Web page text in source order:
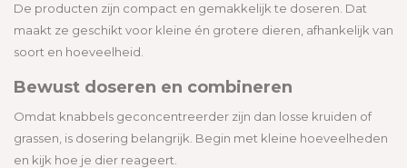
De producten zijn compact en gemakkelijk te doseren. Dat
maakt ze geschikt voor kleine én grotere dieren, afhankelijk van
soort en hoeveelheid.
Bewust doseren en combineren
Omdat knabbels geconcentreerder zijn dan losse kruiden of
grassen, is dosering belangrijk. Begin met kleine hoeveelheden
en kijk hoe je dier reageert.